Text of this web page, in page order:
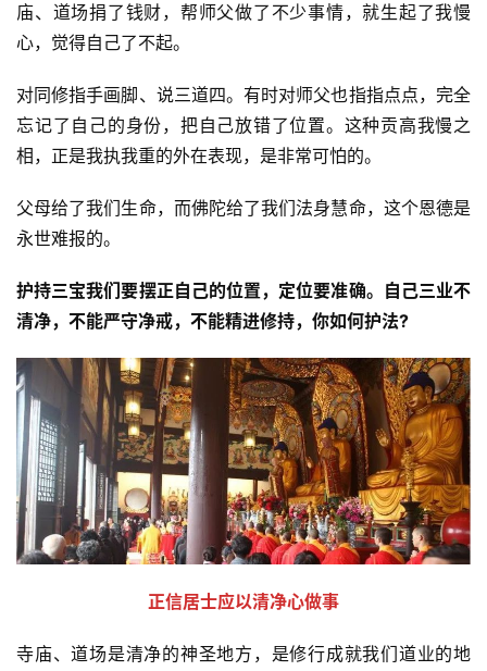
庙、道场捐了钱财，帮师父做了不少事情，就生起了我慢
心，觉得自己了不起。
对同修指手画脚、说三道四。有时对师父也指指点点，完全
忘记了自己的身份，把自己放错了位置。这种贡高我慢之
相，正是我执我重的外在表现，是非常可怕的。
父母给了我们生命，而佛陀给了我们法身慧命，这个恩德是
永世难报的。
护持三宝我们要摆正自己的位置，定位要准确。自己三业不
清净，不能严守净戒，不能精进修持，你如何护法?
正信居士应以清净心做事
寺庙、道场是清净的神圣地方，是修行成就我们道业的地